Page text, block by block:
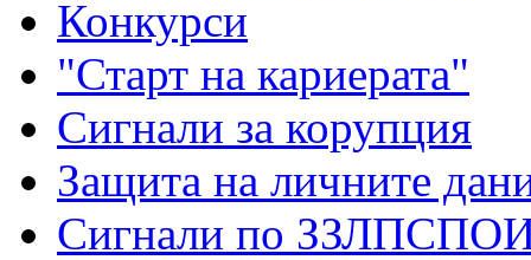
Конкурси
"Старт на кариерата"
Сигнали за корупция
Защита на личните
Сигнали по